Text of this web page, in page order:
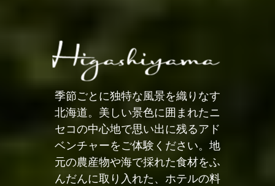
季節ごとに独特な風景を織りなす
北海道。美しい景色に囲まれたニ
セコの中心地で思い出に残るアド
ベンチャーをご体験ください。地
元の農産物や海で採れた食材をふ
んだんに取り入れた、ホテルの料